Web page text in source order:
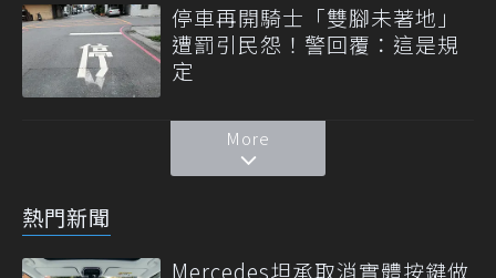
停車再開騎士「雙腳未著地」
遭罰引民怨！警回覆：這是規
定
More
熱門新聞
Mercedes坦承取消實體按鍵做